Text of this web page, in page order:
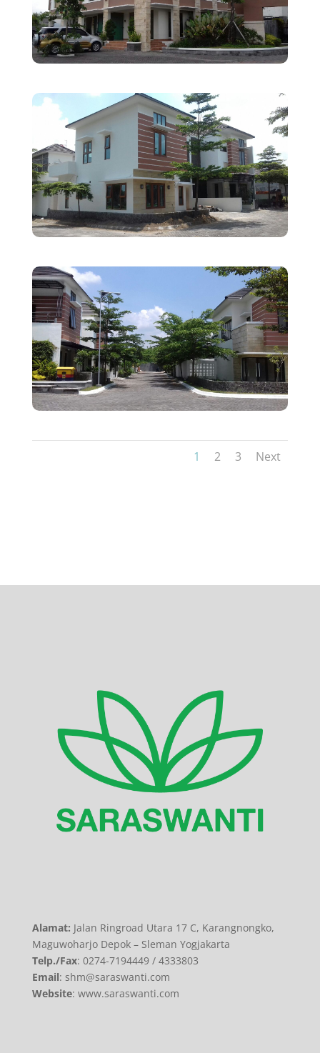
1 2 3 Next
Alamat: Jalan Ringroad Utara 17 C, Karangnongko,
Maguwoharjo Depok – Sleman Yogjakarta
Telp./Fax: 0274-7194449 / 4333803
Email: shm@saraswanti.com
Website: www.saraswanti.com